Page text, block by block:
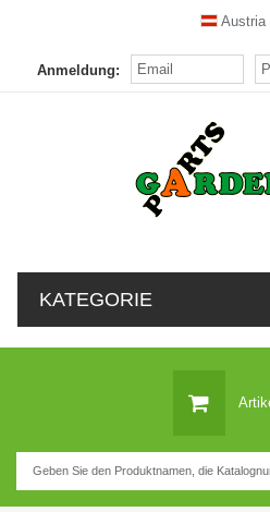
Austria
Anmeldung:
KATEGORIE